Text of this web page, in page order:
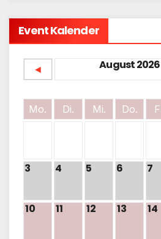
Event Kalender
◄ August 2026
Mo. Di. Mi. Do.
3 4 5 6 7
10 11 12 13 14